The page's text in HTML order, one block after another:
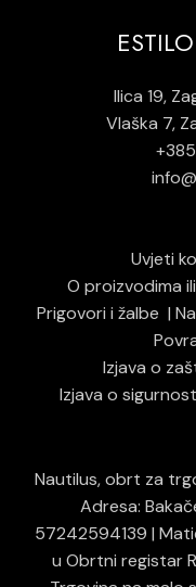
Ilica 19,
Vlaška 7,
Uvjeti
O proizvodima
Prigovori i žalbe
Izjava o
Izjava o
Nautilus, obrt za
Adresa:
57242594139 |
u Obrtni registar